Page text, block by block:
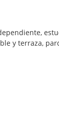
y terraza,